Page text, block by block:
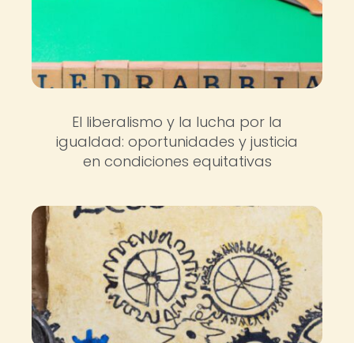
El liberalismo y la lucha por la
igualdad: oportunidades y justicia
en condiciones equitativas